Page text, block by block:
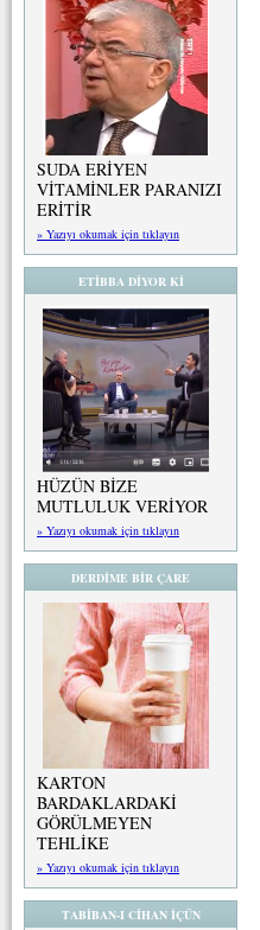
SUDA ERİYEN
VİTAMİNLER PARANIZI
ERİTİR
» Yazıyı okumak için tıklayın
ETİBBA DİYOR Kİ
HÜZÜN BİZE
MUTLULUK VERİYOR
» Yazıyı okumak için tıklayın
DERDİME BİR ÇARE
KARTON
BARDAKLARDAKİ
GÖRÜLMEYEN
TEHLİKE
» Yazıyı okumak için tıklayın
TABİBAN-I CİHAN İÇÜN